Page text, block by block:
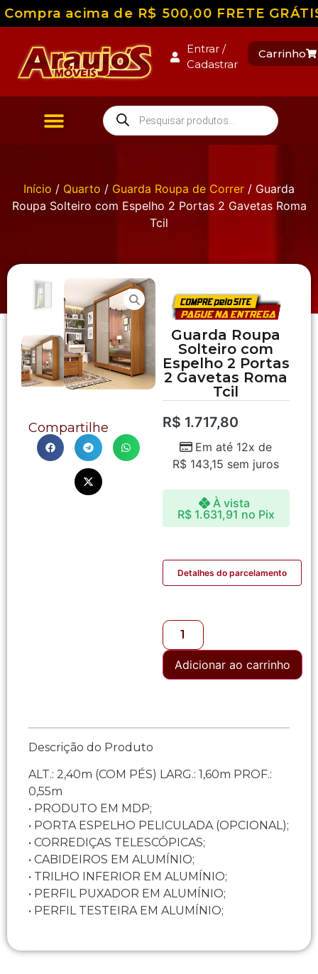
acima de R$ 500,00 FRETE
Entrar /
Cadastrar
Carrinho
Início / Quarto / Guarda Roupa de Correr / Guarda
Roupa Solteiro com Espelho 2 Portas 2 Gavetas Roma
Tcil
Compartilhe
Guarda Roupa
Solteiro com
Espelho 2 Portas
2 Gavetas Roma
Tcil
R$ 1.717,80
Em até 12x de
R$ 143,15 sem juros
À vista
R$1.631,91 no Pix
Detalhes do parcelamento
Adicionar ao carrinho
Descrição do Produto
ALT.: 2,40m (COM PÉS) LARG.: 1,60m PROF.:
0,55m
• PRODUTO EM MDP;
• PORTA ESPELHO PELICULADA (OPCIONAL);
• CORREDIÇAS TELESCÓPICAS;
• CABIDEIROS EM ALUMÍNIO;
• TRILHO INFERIOR EM ALUMÍNIO;
• PERFIL PUXADOR EM ALUMÍNIO;
• PERFIL TESTEIRA EM ALUMÍNIO;